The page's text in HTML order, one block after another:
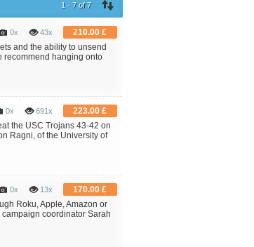
1 - 7 of 7
210.00 £
43x
0x
and the ability to unsend
recommend hanging onto
223.00 £
691x
0x
the USC Trojans 43-42 on
Ragni, of the University of
170.00 £
13x
0x
Roku, Apple, Amazon or
coordinator Sarah